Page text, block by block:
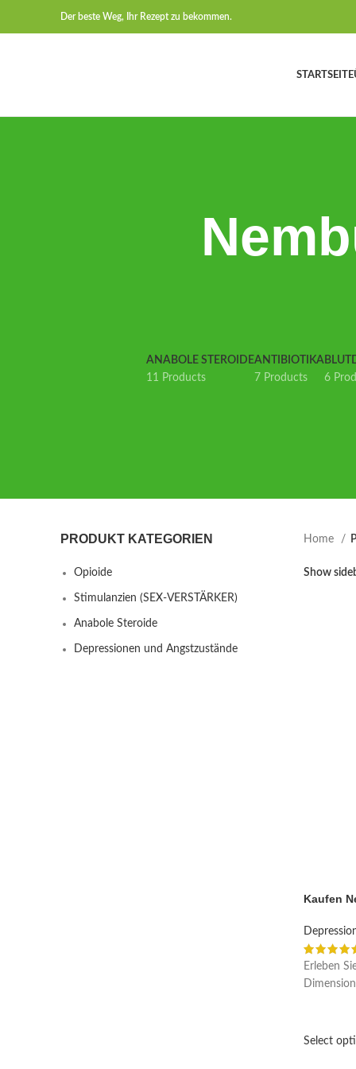
Der beste Weg, Ihr Rezept zu bekommen.
STARTSEITE
ANABOLE STEROIDE
11 Products
ANTIBIOTIKA
7 Products
6
PRODUKT KATEGORIEN
Opioide
Stimulanzien (SEX-VERSTÄRKER)
Anabole Steroide
Depressionen und Angstzustände
Home
Show
Kaufen
Erleben
Dimension
Select